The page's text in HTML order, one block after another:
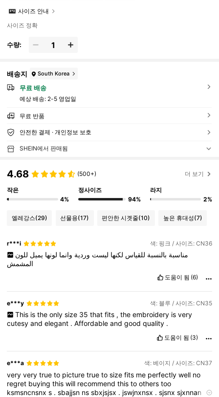
사이즈 안내
사이즈 정확
수량:
배송지 South Korea
무료 배송
예상 배송: 2-5 영업일
무료 반품
안전한 결제 · 개인정보 보호
SHEIN에서 판매됨
4.68 (500+) 더 보기
작은
4%
정사이즈
94%
라지
2%
엘레강스(29) 선물용(17) 편안한 시곗줄(10) 높은 휴대성(7)
r***i 색: 핑크 / 사이즈: CN36
مناسبة بالنسبة للقياس لكنها ليست وردية وانما لونها يميل للون
المشمش
도움이 됨 (6)
e***y 색: 블루 / 사이즈: CN35
This is the only size 35 that fits , the embroidery is very
cutesyandelegant .Affordableandgoodquality .
도움이 됨 (3)
e***a 색: 베이지 / 사이즈: CN37
veryverytrueto picturetruetosizefits me perfectlywell no
regret buyingthiswill recommendthistootherstoo
ksmsncnsnxs .sbajjsn nssbxjsjsx . jswjnxnsx .sjsnxsjxnnan